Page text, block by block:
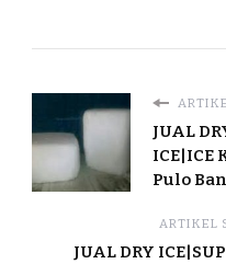
JUAL
ICE|ICE
Pulo
ARTIKEL
JUAL DRY